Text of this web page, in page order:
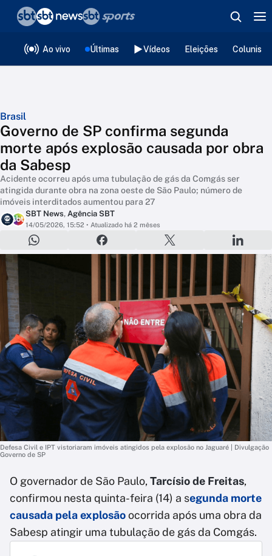
Ao vivo Últimas Vídeos Eleições
Brasil
Governo de SP confirma segunda
morte após explosão causada por obra
da Sabesp
Acidente ocorreu após uma tubulação de gás da Comgás ser
atingida durante obra na zona oeste de São Paulo; número de
imóveis interditados aumentou para 27
SBT News, Agência SBT
14/05/2026, 15:52 • Atualizado há 2 mêses
Defesa Civil e IPT vistoriaram imóveis atingidos pela explosão no Jaguaré | Divulgação
Governo de SP
O governador de São Paulo, Tarcísio de Freitas,
confirmou nesta quinta-feira (14) a segunda morte
causada pela explosãoocorrida após uma obra da
Sabesp atingir uma tubulação de gás da Comgás.
❮voltar
Editorias